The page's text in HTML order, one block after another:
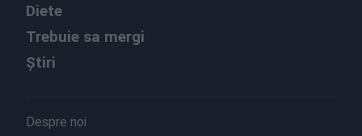
Diete
Trebuie sa mergi
Știri
Despre noi